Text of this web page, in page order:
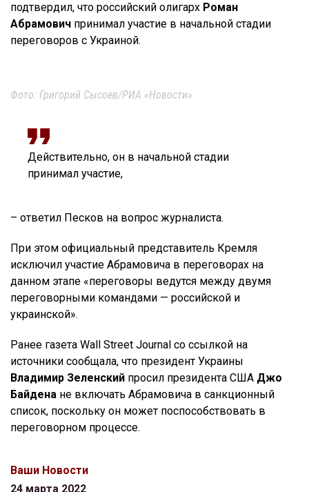
подтвердил, что российский олигарх Роман
Абрамович принимал участие в начальной стадии
переговоров с Украиной.
Фото: Григорий Сысоев/РИА «Новости»
Действительно, он в начальной стадии
принимал участие,
– ответил Песков на вопрос журналиста.
При этом официальный представитель Кремля
исключил участие Абрамовича в переговорах на
данном этапе «переговоры ведутся между двумя
переговорными командами — российской и
украинской».
Ранее газета Wall Street Journal со ссылкой на
источники сообщала, что президент Украины
Владимир Зеленский просил президента США Джо
Байдена не включать Абрамовича в санкционный
список, поскольку он может поспособствовать в
переговорном процессе.
Ваши Новости
24 марта 2022